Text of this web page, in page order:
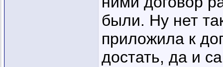
были. Ну нет
приложила к
достать, да и